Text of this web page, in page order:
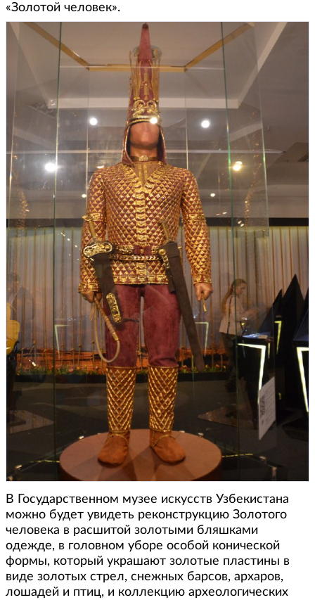
«Золотой человек».
В Государственном музее искусств Узбекистана
можно будет увидеть реконструкцию Золотого
человека в расшитой золотыми бляшками
одежде, в головном уборе особой конической
формы, который украшают золотые пластины в
виде золотых стрел, снежных барсов, архаров,
лошадей и птиц, и коллекцию археологических